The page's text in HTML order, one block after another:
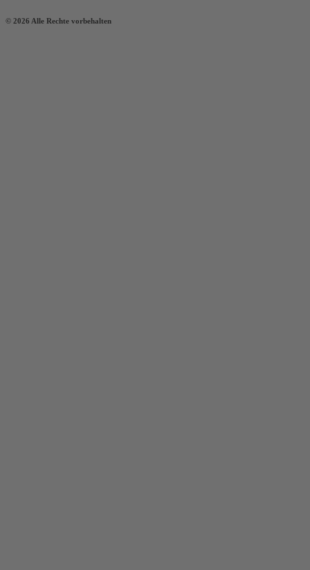
© 2026 Alle Rechte vorbehalten